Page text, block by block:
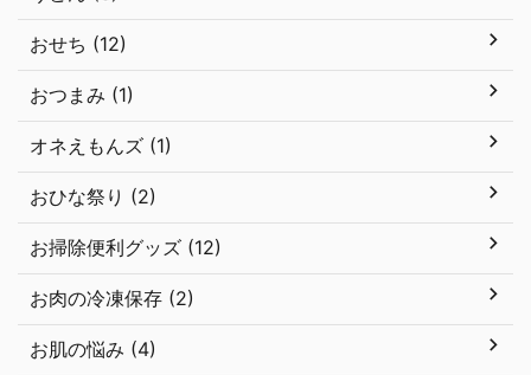
おせち (12)
おつまみ (1)
オネえもんズ (1)
おひな祭り (2)
お掃除便利グッズ (12)
お肉の冷凍保存 (2)
お肌の悩み (4)